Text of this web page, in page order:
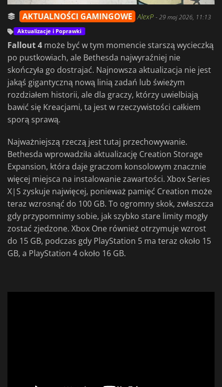
AKTUALNOŚCI GAMINGOWE AlexP -29 maj 2026, 11:13
Aktualizacje i Poprawki
Fallout 4 może być w tym momencie starszą wycieczką
po pustkowiach, ale Bethesda najwyraźniej nie
skończyła go dostrajać. Najnowsza aktualizacja nie jest
jakąś gigantyczną nową linią zadań lub świeżym
rozdziałem historii, ale dla graczy, którzy uwielbiają
bawić się Kreacjami, ta jest w rzeczywistości całkiem
sporą sprawą.
Najważniejszą rzeczą jest tutaj przechowywanie.
Bethesda wprowadziła aktualizację Creation Storage
Expansion, która daje graczom konsolowym znacznie
więcej miejsca na instalowanie zawartości. Xbox Series
X|S zyskuje najwięcej, ponieważ pamięć Creation może
teraz wzrosnąć do 100 GB. To ogromny skok, zwłaszcza
gdy przypomnimy sobie, jak szybko stare limity mogły
zostać zjedzone. Xbox One również otrzymuje wzrost
do 15 GB, podczas gdy PlayStation 5 ma teraz około 15
GB, a PlayStation 4 około 16 GB.